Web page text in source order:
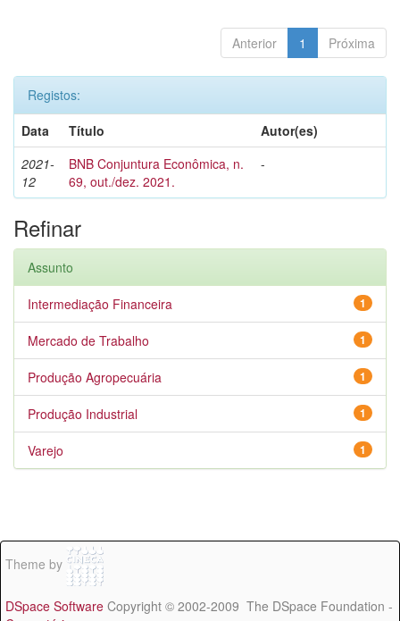
Anterior 1 Próxima
Registos:
Data
Título
Autor(es)
2021-
12
BNB Conjuntura Econômica, n.
69, out./dez. 2021.
-
Refinar
Assunto
1
Intermediação Financeira
1
Mercado de Trabalho
1
Produção Agropecuária
1
Produção Industrial
1
Varejo
Theme by
DSpace Software Copyright © 2002-2009 The DSpace Foundation -